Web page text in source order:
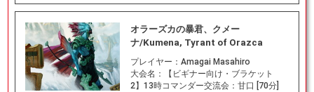
オラーズカの暴君、クメー
ナ/Kumena, Tyrant of Orazca
プレイヤー： Amagai Masahiro
大会名：
【ビギナー向け・ブラケット
2】13時コマンダー交流会：甘口 [70分]